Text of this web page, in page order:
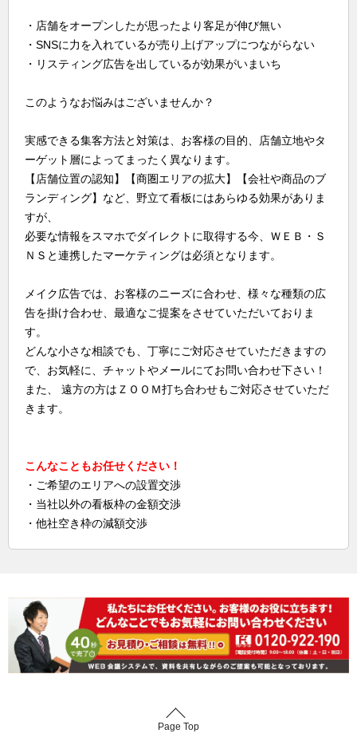
・店舗をオープンしたが思ったより客足が伸び無い
・SNSに力を入れているが売り上げアップにつながらない
・リスティング広告を出しているが効果がいまいち
このようなお悩みはございませんか？
実感できる集客方法と対策は、お客様の目的、店舗立地やタ
ーゲット層によってまったく異なります。
【店舗位置の認知】【商圏エリアの拡大】【会社や商品のブ
ランディング】など、野立て看板にはあらゆる効果がありま
すが、
必要な情報をスマホでダイレクトに取得する今、ＷＥＢ・Ｓ
ＮＳと連携したマーケティングは必須となります。
メイク広告では、お客様のニーズに合わせ、様々な種類の広
告を掛け合わせ、最適なご提案をさせていただいておりま
す。
どんな小さな相談でも、丁寧にご対応させていただきますの
で、お気軽に、チャットやメールにてお問い合わせ下さい！
また、 遠方の方はＺＯＯＭ打ち合わせもご対応させていただ
きます。
こんなこともお任せください！
・ご希望のエリアへの設置交渉
・当社以外の看板枠の金額交渉
・他社空き枠の減額交渉
Page Top